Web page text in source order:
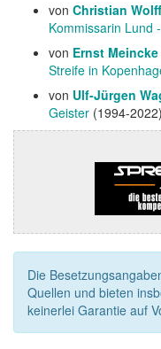
von Christian Wolff
Kommissarin Lund
von Ernst Meincke
Streife in
von Ulf-Jürgen
Geister (1994-
Die
Quellen und bieten
keinerlei Garantie auf